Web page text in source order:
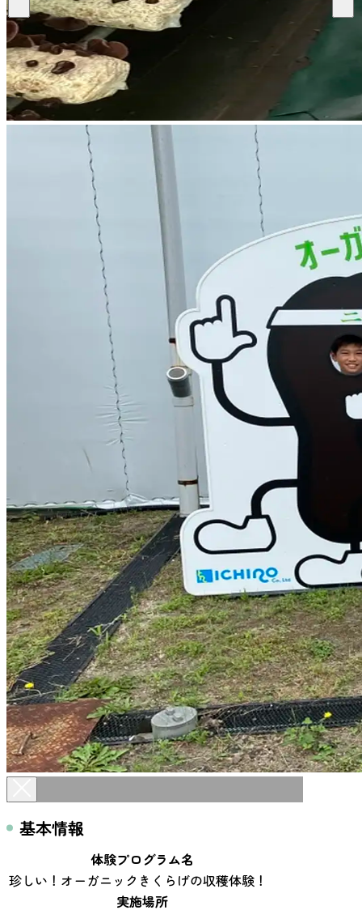
基本情報
体験プログラム名
珍しい！オーガニックきくらげの収穫体験！
実施場所